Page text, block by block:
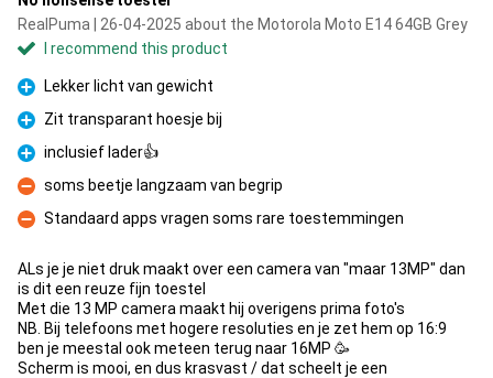
RealPuma | 26-04-2025 about the Motorola Moto E14 64GB Grey
I recommend this product
Pro
Lekker licht van gewicht
Pro
Zit transparant hoesje bij
Pro
inclusief lader👍
Con
soms beetje langzaam van begrip
Con
Standaard apps vragen soms rare toestemmingen
ALs je je niet druk maakt over een camera van "maar 13MP" dan
is dit een reuze fijn toestel
Met die 13 MP camera maakt hij overigens prima foto's
NB. Bij telefoons met hogere resoluties en je zet hem op 16:9
ben je meestal ook meteen terug naar 16MP 🥳
Scherm is mooi, en dus krasvast / dat scheelt je een